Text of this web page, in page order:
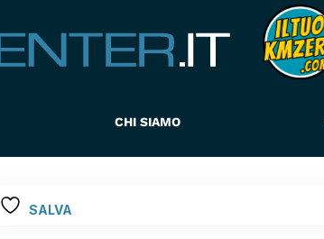
CHI SIAMO
SALVA